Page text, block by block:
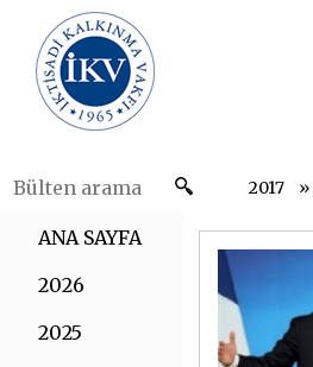
2017
ANA SAYFA
2026
2025